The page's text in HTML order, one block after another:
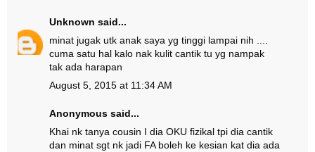
Unknown said...
minat jugak utk anak saya yg tinggi lampai nih ....
cuma satu hal kalo nak kulit cantik tu yg nampak
tak ada harapan
August 5, 2015 at 11:34 AM
Anonymous said...
Khai nk tanya cousin I dia OKU fizikal tpi dia cantik
dan minat sgt nk jadi FA boleh ke kesian kat dia ada